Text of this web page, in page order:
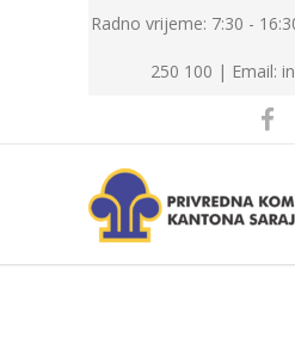
Radno vrijeme: 7:30 -
250 100 | Email: